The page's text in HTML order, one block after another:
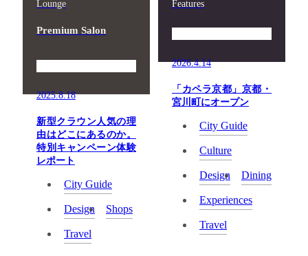
Lounge
Premium Salon
2025.8.18
新型クラウン人気の理
由はどこにあるのか。
特別キャンペーン体験
レポート
City Guide
Design Shops
Travel
Features
2026.4.14
「カペラ京都」京都・
宮川町にオープン
City Guide
Culture
Design Dining
Experiences
Travel